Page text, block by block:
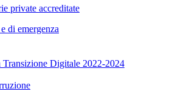
private accreditate
di emergenza
Transizione Digitale 2022-2024